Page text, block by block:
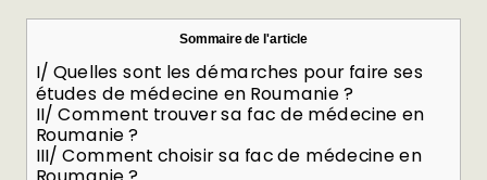
Sommaire de l'article
I/ Quelles sont les démarches pour faire ses
études de médecine en Roumanie ?
II/ Comment trouver sa fac de médecine en
Roumanie ?
III/ Comment choisir sa fac de médecine en